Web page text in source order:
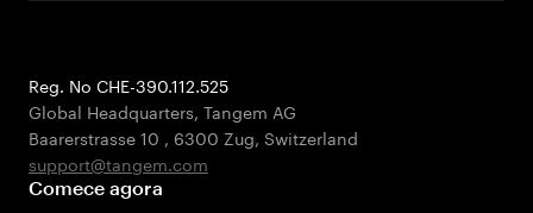
Reg. No CHE-390.112.525
Global Headquarters, Tangem AG
Baarerstrasse 10 , 6300 Zug, Switzerland
support@tangem.com
Comece agora